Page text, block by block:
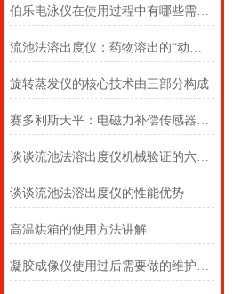
伯乐电泳仪在使用过程中有哪些需要注意的
流池法溶出度仪：药物溶出的“动态监测者”
旋转蒸发仪的核心技术由三部分构成
赛多利斯天平：电磁力补偿传感器原理与精密称量技术应用
谈谈流池法溶出度仪机械验证的六大要点
谈谈流池法溶出度仪的性能优势
高温烘箱的使用方法讲解
凝胶成像仪使用过后需要做的维护有什么？